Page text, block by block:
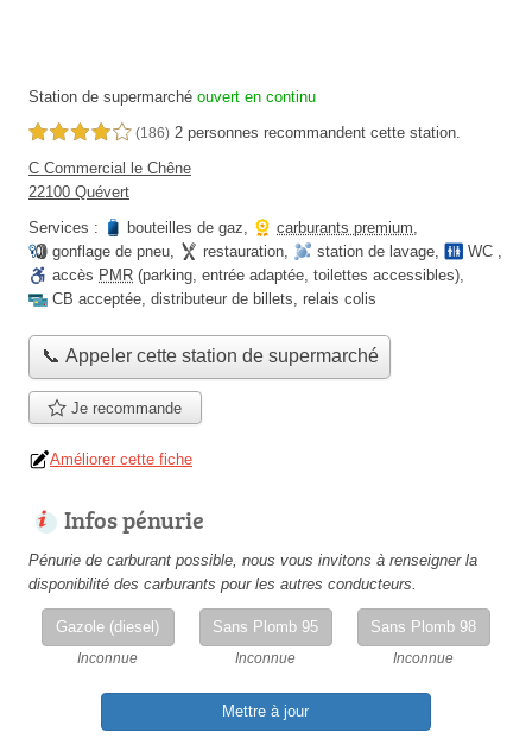
Station de supermarché ouvert en continu
4,0 étoiles sur 5 (186) 2 personnes recommandent cette station.
C Commercial le Chêne
22100 Quévert
Services :
bouteilles de gaz, carburants premium,
gonflage de pneu, restauration, station de lavage, WC ,
accès PMR (parking, entrée adaptée, toilettes accessibles),
CB acceptée, distributeur de billets, relais colis
📞 Appeler cette station de supermarché
Je recommande
Améliorer cette fiche
Infos pénurie
Pénurie de carburant possible, nous vous invitons à renseigner la
disponibilité des carburants pour les autres conducteurs.
Gazole (diesel)
Inconnue
Sans Plomb 95
Inconnue
Sans Plomb 98
Inconnue
Mettre à jour